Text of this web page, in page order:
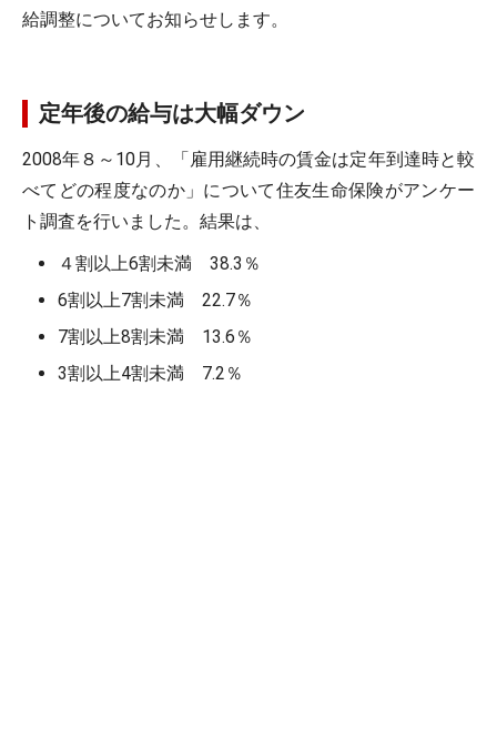
給調整についてお知らせします。
定年後の給与は大幅ダウン
2008年８～10月、「雇用継続時の賃金は定年到達時と較
べてどの程度なのか」について住友生命保険がアンケー
ト調査を行いました。結果は、
４割以上6割未満 38.3％
6割以上7割未満 22.7％
7割以上8割未満 13.6％
3割以上4割未満 7.2％